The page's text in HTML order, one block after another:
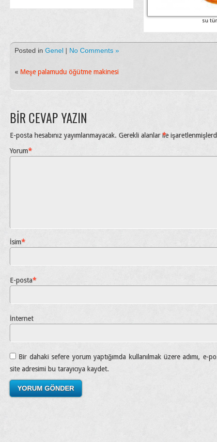
su
Posted in Genel | No Comments »
« Meşe palamudu öğütme makinesi
BIR CEVAP YAZIN
E-posta hesabınız yayımlanmayacak. Gerekli alanlar *
ile
Yorum*
İsim*
E-posta*
İnternet
Bir dahaki sefere yorum yaptığımda kullanılmak üzere adımı, e-
site adresimi bu tarayıcıya kaydet.